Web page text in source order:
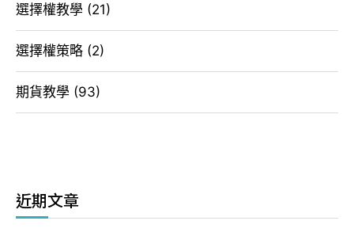
選擇權教學 (21)
選擇權策略 (2)
期貨教學 (93)
近期文章